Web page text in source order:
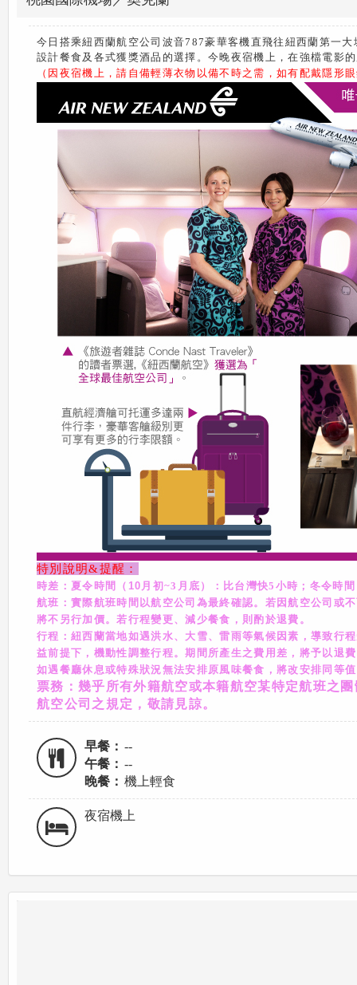
今日搭乘紐西蘭航空公司波音787豪華客機直飛往紐西蘭第一
設計餐食及各式獲獎酒品的選擇。今晚夜宿機上，在強檔電影
（因夜宿機上，請自備輕薄衣物以備不時之需，如有配戴隱形
特別說明&提醒：
時差：夏令時間（10 月初~3 月底）：比台灣快5 小時；冬令時
航班：實際航班時間以航空公司為最終確認。若因航空公司或
將不另行加價。若行程變更、減少餐食，則酌於退費。
行程：紐西蘭當地如遇洪水、大雪、雷雨等氣候因素，導致行
益前提下，機動性調整行程。期間所產生之費用差，將予以退
如遇餐廳休息或特殊狀況無法安排原風味餐食，將改安排同等
票務：幾乎所有外籍航空或本籍航空某特定航班之
航空公司之規定，敬請見諒。
早餐： --
午餐： --
晚餐： 機上輕食
夜宿機上